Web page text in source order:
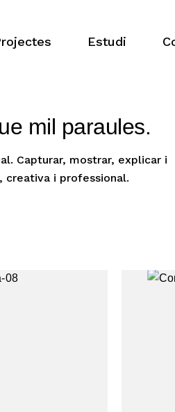
Estudi
mil paraules.
Capturar, mostrar, explicar i
creativa i professional.